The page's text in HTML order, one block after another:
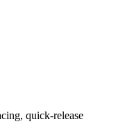
quick-release